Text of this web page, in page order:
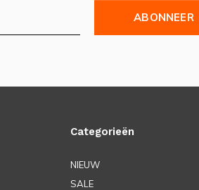
ABONNEER
Categorieën
NIEUW
SALE